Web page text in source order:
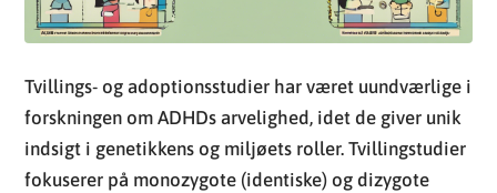
Tvillings- og adoptionsstudier har været uundværlige i
forskningen om ADHDs arvelighed, idet de giver unik
indsigt i genetikkens og miljøets roller. Tvillingstudier
fokuserer på monozygote (identiske) og dizygote